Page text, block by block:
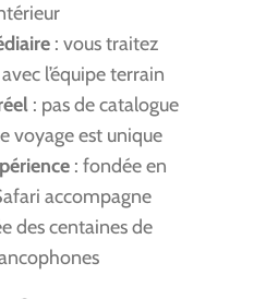
: vous traitez
l’équipe terrain
: pas de catalogue
voyage est unique
: fondée en
accompagne
des centaines de